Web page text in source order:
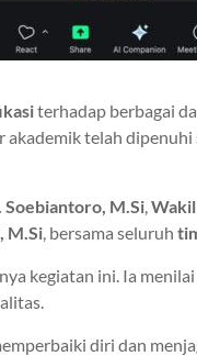
terhadap berbagai
telah
Soebiantoro, M.Si,
M.Si, bersama seluruh
kegiatan ini. Ia
diri dan